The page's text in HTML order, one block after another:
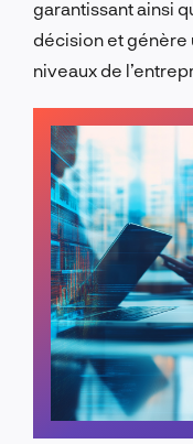
garantissant ainsi
décision et génère
niveaux de